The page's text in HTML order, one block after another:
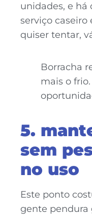
unidades, e
serviço caseiro
quiser tentar,
Borracha
mais o
5.
sem
no uso
Este ponto
gente pendura